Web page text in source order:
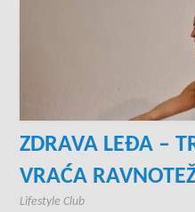
ZDRAVA LEĐA –
VRAĆA
Lifestyle Club